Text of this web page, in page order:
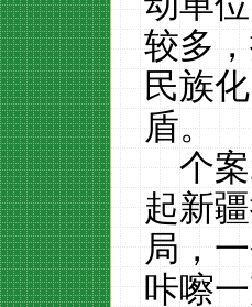
较多
民族
盾。
个
起新
局，
咔嚓